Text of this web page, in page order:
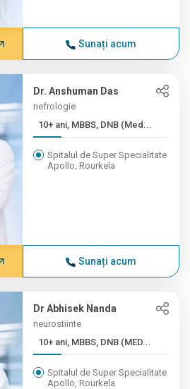
Sunați acum
Dr. Anshuman Das
nefrologie
10+ ani, MBBS, DNB (Med...
Spitalul de Super Specialitate
Apollo, Rourkela
Sunați acum
Dr Abhisek Nanda
neurostiinte
10+ ani, MBBS, DNB (MED...
Spitalul de Super Specialitate
Apollo, Rourkela